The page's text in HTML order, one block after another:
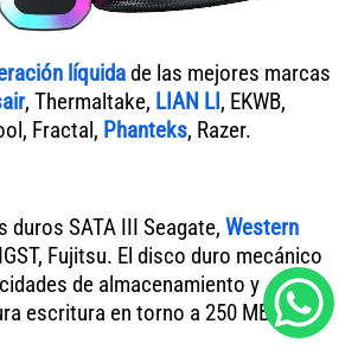
líquidade las mejores marcas
, Thermaltake, LIAN LI, EKWB,
Fractal, Phanteks, Razer.
SATA III Seagate, Western
Fujitsu. El disco duro mecánico
de almacenamiento y
escritura en torno a 250 MB/s.